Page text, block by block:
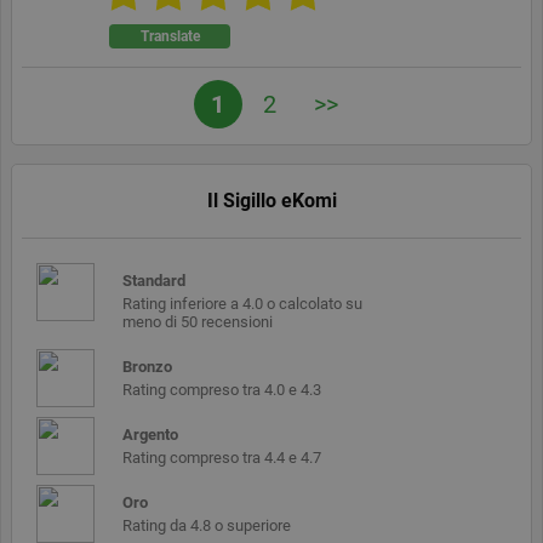
Translate
1 2 >>
Il Sigillo eKomi
Standard
Rating inferiore a 4.0 o calcolato su
meno di 50 recensioni
Bronzo
Rating compreso tra 4.0 e 4.3
Argento
Rating compreso tra 4.4 e 4.7
Oro
Rating da 4.8 o superiore